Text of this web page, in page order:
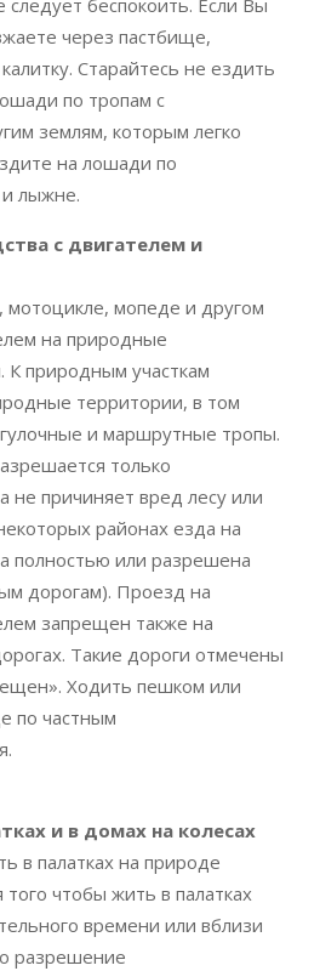
через пастбище,
Старайтесь не ездить
по тропам с
землям, которым легко
на лошади по
лыжне.
с двигателем и
мопеде и другом
на природные
К природным участкам
территории, в том
и маршрутные тропы.
только
не причиняет вред лесу или
районах езда на
полностью или разрешена
дорогам). Проезд на
запрещен также на
Такие дороги отмечены
Ходить пешком или
по частным
и в домах на колесах
в палатках на природе
чтобы жить в палатках
времени или вблизи
разрешение